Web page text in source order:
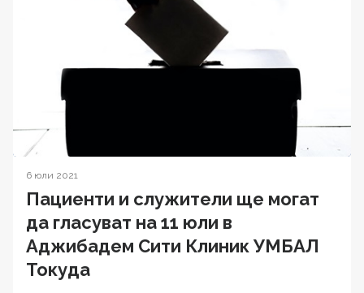
6 юли 2021
Пациенти и служители ще могат
да гласуват на 11 юли в
Аджибадем Сити Клиник УМБАЛ
Токуда